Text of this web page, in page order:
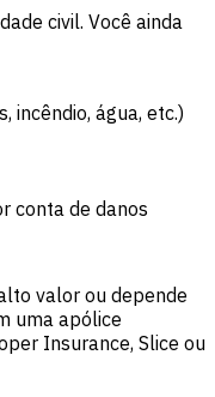
civil. Você ainda
incêndio, água, etc.)
conta de danos
valor ou depende
uma apólice
Insurance, Slice ou